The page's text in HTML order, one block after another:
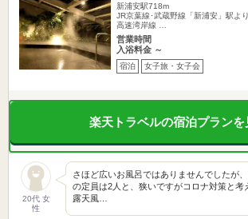
新浦安駅718m
JR京葉線･武蔵野線「新浦安」駅よ
高速湾岸線 …
営業時間
入浴料金 ～
宿泊 女子旅・女子会
楽天トラベルの宿泊プランを
20代 女
性
さほど広いお風呂ではありませんでしたが
の定員は2人と、狭いですがコロナ対策と考
露天風…